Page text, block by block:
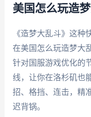
美国怎么玩造
《造梦大乱斗》这种
在美国怎么玩造梦大
针对国服游戏优化的
线，让你在洛杉矶也
招、格挡、连击，精
迟背锅。